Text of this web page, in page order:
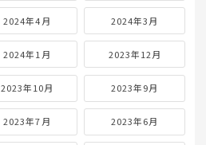
2024年4月 2024年3月
2024年1月 2023年12月
2023年10月 2023年9月
2023年7月 2023年6月